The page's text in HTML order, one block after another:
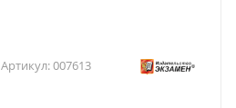
Артикул:007613